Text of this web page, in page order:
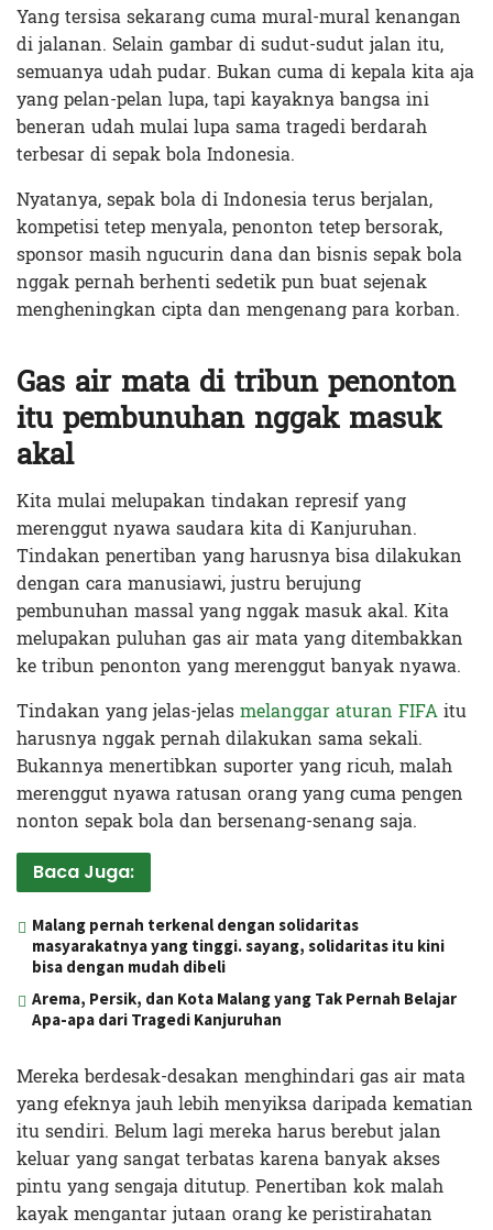
Yang tersisa sekarang cuma mural-mural kenangan
di jalanan. Selain gambar di sudut-sudut jalan itu,
semuanya udah pudar. Bukan cuma di kepala kita aja
yang pelan-pelan lupa, tapi kayaknya bangsa ini
beneran udah mulai lupa sama tragedi berdarah
terbesar di sepak bola Indonesia.
Nyatanya, sepak bola di Indonesia terus berjalan,
kompetisi tetep menyala, penonton tetep bersorak,
sponsor masih ngucurin dana dan bisnis sepak bola
nggak pernah berhenti sedetik pun buat sejenak
mengheningkan cipta dan mengenang para korban.
Gas air mata di tribun penonton
itu pembunuhan nggak masuk
akal
Kita mulai melupakan tindakan represif yang
merenggut nyawa saudara kita di Kanjuruhan.
Tindakan penertiban yang harusnya bisa dilakukan
dengan cara manusiawi, justru berujung
pembunuhan massal yang nggak masuk akal. Kita
melupakan puluhan gas air mata yang ditembakkan
ke tribun penonton yang merenggut banyak nyawa.
Tindakan yang jelas-jelasmelanggar aturan FIFAitu
harusnya nggak pernah dilakukan sama sekali.
Bukannya menertibkan suporter yang ricuh, malah
merenggut nyawa ratusan orang yang cuma pengen
nonton sepak bola dan bersenang-senang saja.
Baca Juga:
Malang pernah terkenal dengan solidaritas
masyarakatnya yang tinggi. sayang, solidaritas itu kini
bisa dengan mudah dibeli
Arema, Persik, dan Kota Malang yang Tak Pernah Belajar
Apa-apa dari Tragedi Kanjuruhan
Mereka berdesak-desakan menghindari gas air mata
yang efeknya jauh lebih menyiksa daripada kematian
itu sendiri. Belum lagi mereka harus berebut jalan
keluar yang sangat terbatas karena banyak akses
pintu yang sengaja ditutup. Penertiban kok malah
kayak mengantar jutaan orang ke peristirahatan